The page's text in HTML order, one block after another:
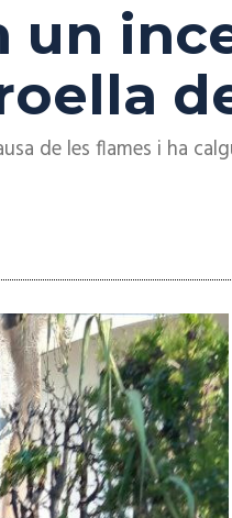
un
de les flames i ha